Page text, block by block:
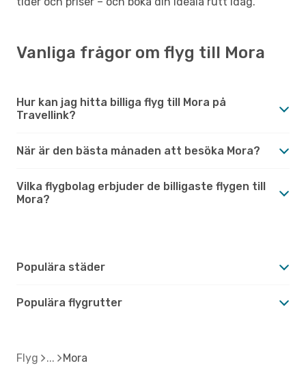
Vanliga frågor om flyg till Mora
Hur kan jag hitta billiga flyg till Mora på
Travellink?
När är den bästa månaden att besöka Mora?
Vilka flygbolag erbjuder de billigaste flygen till
Mora?
Populära städer
Populära flygrutter
Flyg Mora